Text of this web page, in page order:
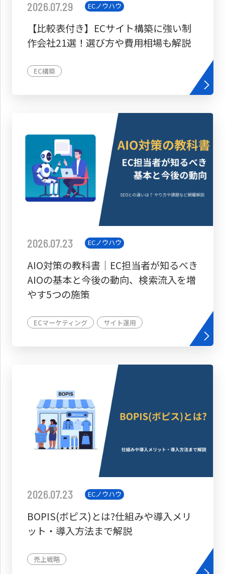
2026.07.29 ECノウハウ
【比較表付き】ECサイト構築に強い制
作会社21選！選び方や費用相場も解説
EC構築
2026.07.23 ECノウハウ
AIO対策の教科書│EC担当者が知るべき
AIOの基本と今後の動向、検索流入を増
やす5つの施策
ECマーケティング サイト運用
2026.07.23 ECノウハウ
BOPIS(ボピス)とは?仕組みや導入メリ
ット・導入方法まで解説
売上戦略